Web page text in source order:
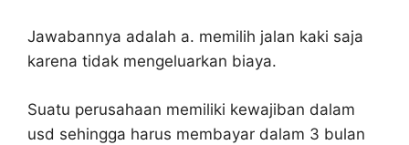
Jawabannya adalah a. memilih jalan kaki saja
karena tidak mengeluarkan biaya.
Suatu perusahaan memiliki kewajiban dalam
usd sehingga harus membayar dalam 3 bulan